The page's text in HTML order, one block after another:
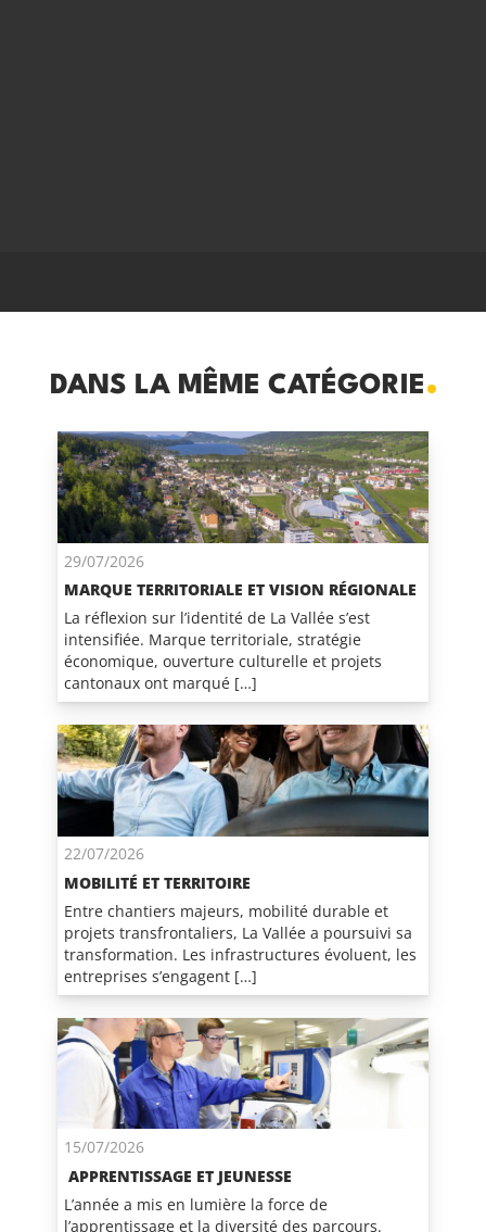
DANS LA MÊME CATÉGORIE
29/07/2026
MARQUE TERRITORIALE ET VISION RÉGIONALE
La réflexion sur l’identité de La Vallée s’est
intensifiée. Marque territoriale, stratégie
économique, ouverture culturelle et projets
cantonaux ont marqué […]
22/07/2026
MOBILITÉ ET TERRITOIRE
Entre chantiers majeurs, mobilité durable et
projets transfrontaliers, La Vallée a poursuivi sa
transformation. Les infrastructures évoluent, les
entreprises s’engagent […]
15/07/2026
APPRENTISSAGE ET JEUNESSE
L’année a mis en lumière la force de
l’apprentissage et la diversité des parcours.